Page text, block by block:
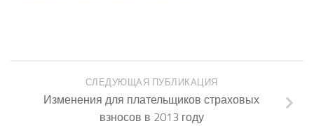
СЛЕДУЮЩАЯ ПУБЛИКАЦИЯ
Изменения для плательщиков страховых
взносов в 2013 году